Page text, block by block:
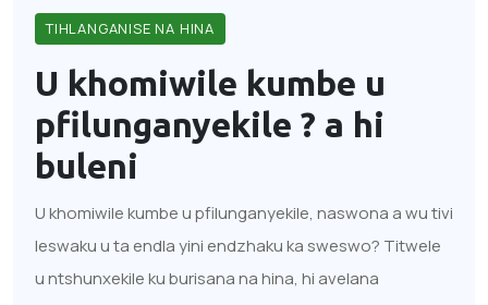
TIHLANGANISE NA HINA
U khomiwile kumbe u
pfilunganyekile ? a hi
buleni
U khomiwile kumbe u pfilunganyekile, naswona a wu tivi
leswaku u ta endla yini endzhaku ka sweswo? Titwele
u ntshunxekile ku burisana na hina, hi avelana